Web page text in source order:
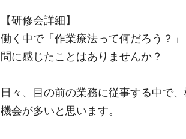
【研修会詳細】
働く中で「作業療法って何だろう？
問に感じたことはありませんか？
日々、目の前の業務に従事する中で
機会が多いと思います。